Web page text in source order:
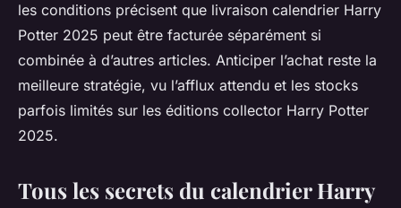
les conditions précisent que livraison calendrier Harry
Potter 2025 peut être facturée séparément si
combinée à d’autres articles. Anticiper l’achat reste la
meilleure stratégie, vu l’afflux attendu et les stocks
parfois limités sur les éditions collector Harry Potter
2025.
Tous les secrets du calendrier Harry